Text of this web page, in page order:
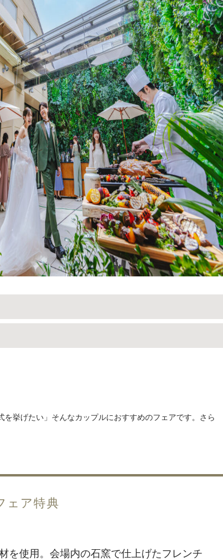
を挙げたい」そんなカップルにおすすめのフェアです。さら
ェア特典
を使用。会場内の石窯で仕上げたフレンチ